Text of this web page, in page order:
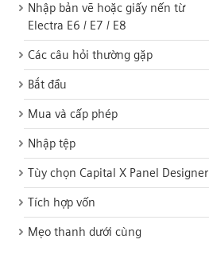
Nhập bản vẽ hoặc giấy nến từ
Electra E6 / E7 / E8
Các câu hỏi thường gặp
Bắt đầu
Mua và cấp phép
Nhập tệp
Tùy chọn Capital X Panel Designer
Tích hợp vốn
Mẹo thanh dưới cùng